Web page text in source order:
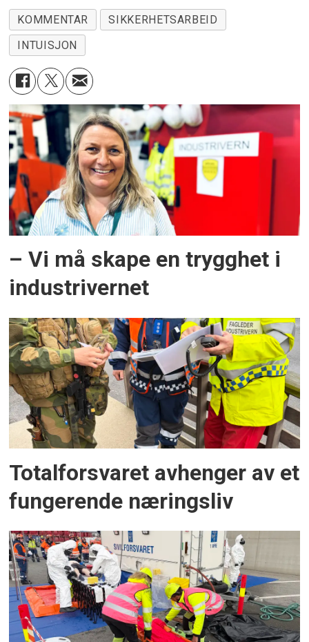
meningsytringer om konkrete saker,
temaer eller problemstillinger) og
fagartikler (kronikk og analyser fra
fagpersoner, med større krav til
forfatterens bakgrunn og kunnskap).
For mer informasjon, se
våre
debattretningslinjer.
Send bidraget tilsikkerhet@nso.no
KOMMENTAR
SIKKERHETSARBEID
INTUISJON
– Vi må skape en trygghet i
industrivernet
Totalforsvaret avhenger av et
fungerende næringsliv